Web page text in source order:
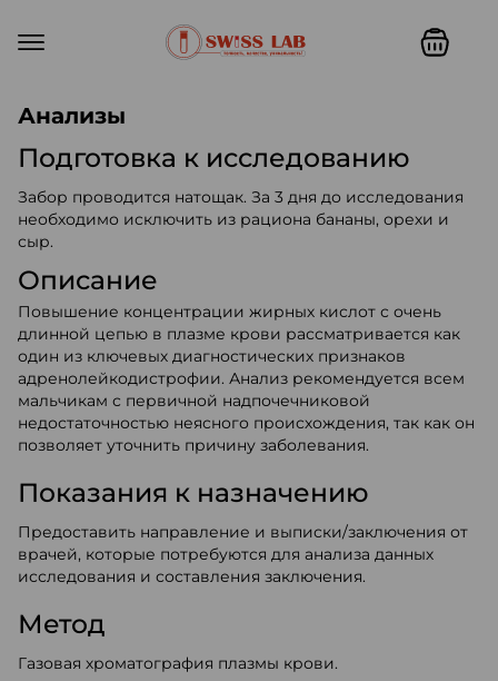
Анализы
Подготовка к исследованию
Забор проводится натощак. За 3 дня до исследования
необходимо исключить из рациона бананы, орехи и
сыр.
Описание
Повышение концентрации жирных кислот с очень
длинной цепью в плазме крови рассматривается как
один из ключевых диагностических признаков
адренолейкодистрофии. Анализ рекомендуется всем
мальчикам с первичной надпочечниковой
недостаточностью неясного происхождения, так как он
позволяет уточнить причину заболевания.
Показания к назначению
Предоставить направление и выписки/заключения от
врачей, которые потребуются для анализа данных
исследования и составления заключения.
Метод
Газовая хроматография плазмы крови.